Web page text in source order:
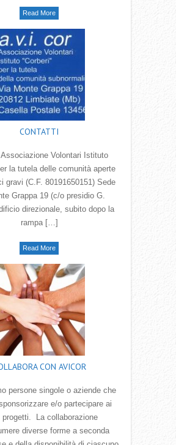
Read More
CONTATTI
Associazione Volontari Istituto
la tutela delle comunità aperte
gravi (C.F. 80191650151) Sede
Grappa 19 (c/o presidio G.
direzionale, subito dopo la
rampa […]
Read More
CON AVICOR
persone singole o aziende che
e/o partecipare ai
progetti. La collaborazione
diverse forme a seconda